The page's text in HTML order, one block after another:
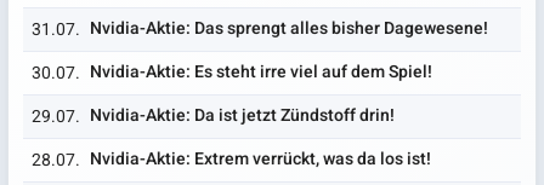
31.07. Nvidia-Aktie: Das sprengt alles bisher Dagewesene!
30.07. Nvidia-Aktie: Es steht irre viel auf dem Spiel!
29.07. Nvidia-Aktie: Da ist jetzt Zündstoff drin!
28.07. Nvidia-Aktie: Extrem verrückt, was da los ist!